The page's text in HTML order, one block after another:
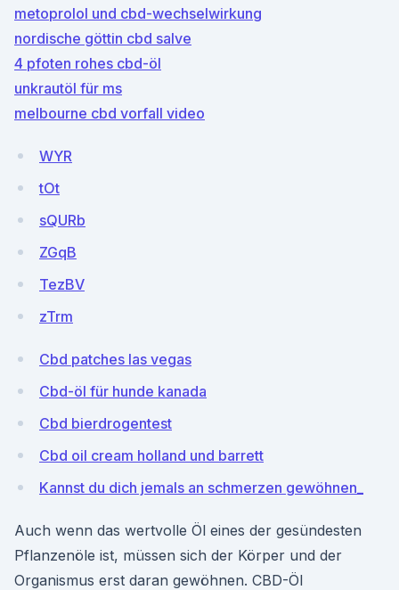
metoprolol und cbd-wechselwirkung
nordische göttin cbd salve
4 pfoten rohes cbd-öl
unkrautöl für ms
melbourne cbd vorfall video
WYR
tOt
sQURb
ZGqB
TezBV
zTrm
Cbd patches las vegas
Cbd-öl für hunde kanada
Cbd bierdrogentest
Cbd oil cream holland und barrett
Kannst du dich jemals an schmerzen gewöhnen_
Auch wenn das wertvolle Öl eines der gesündesten
Pflanzenöle ist, müssen sich der Körper und der
Organismus erst daran gewöhnen. CBD-Öl